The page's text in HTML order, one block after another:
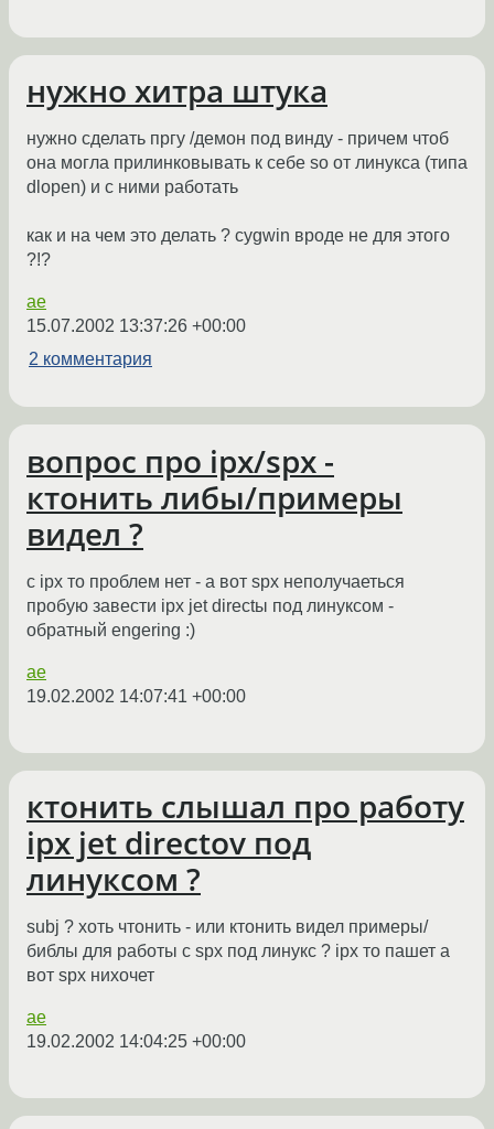
нужно хитра штука
нужно сделать пргу /демон под винду - причем чтоб
она могла прилинковывать к себе so от линукса (типа
dlopen) и с ними работать
как и на чем это делать ? cygwin вроде не для этого
?!?
ae
15.07.2002 13:37:26 +00:00
2 комментария
вопрос про ipx/spx -
ктонить либы/примеры
видел ?
с ipx то проблем нет - а вот spx неполучаеться
пробую завести ipx jet directы под линуксом -
обратный engering :)
ae
19.02.2002 14:07:41 +00:00
ктонить слышал про работу
ipx jet directov под
линуксом ?
subj ? хоть чтонить - или ктонить видел примеры/
библы для работы с spx под линукс ? ipx то пашет а
вот spx нихочет
ae
19.02.2002 14:04:25 +00:00